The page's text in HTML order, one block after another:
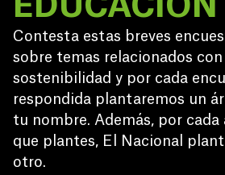
EDUCACIÓN
Contesta estas breves
sobre temas relacionados con
sostenibilidad y por cada
respondida plantaremos un
tu nombre. Además, por cada
que plantes, El Nacional
otro.